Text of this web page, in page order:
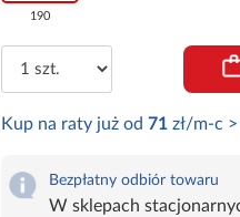
190
Kup na raty już od 71zł/m-c >
Bezpłatny odbiór towaru
W sklepach